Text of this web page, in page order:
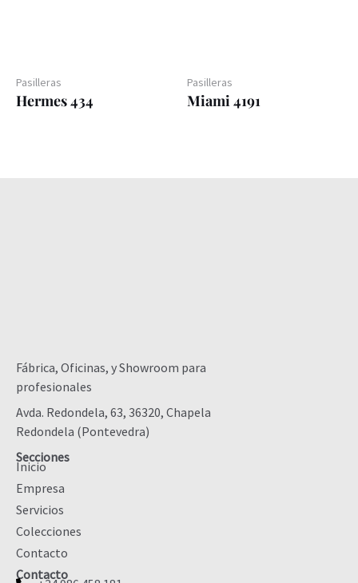
Pasilleras
Hermes 434
Pasilleras
Miami 4191
Fábrica, Oficinas, y Showroom para
profesionales
Avda. Redondela, 63, 36320, Chapela
Redondela (Pontevedra)
Secciones
Inicio
Empresa
Servicios
Colecciones
Contacto
Contacto